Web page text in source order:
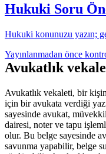
Hukuki Soru
Hukuki konunuzu yazın;
Yayınlanmadan önce
Avukatlık
Avukatlık vekaleti, bir
için bir avukata verdiği
sayesinde avukat,
dairesi, noter ve tapu
olur. Bu belge sayesinde
savunma yapabilir, belge